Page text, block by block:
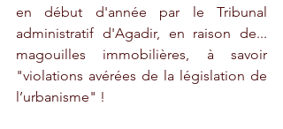
en début d'année par le Tribunal
administratif d'Agadir, en raison de...
magouilles immobilières, à savoir
"violations avérées de la législation de
l’urbanisme" !